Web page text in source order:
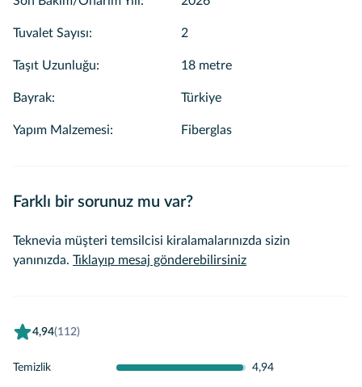
Tuvalet Sayısı: 2
Taşıt Uzunluğu: 18 metre
Bayrak: Türkiye
Yapım Malzemesi: Fiberglas
Farklı bir sorunuz mu var?
Teknevia müşteri temsilcisi kiralamalarınızda sizin
yanınızda. Tıklayıp mesaj gönderebilirsiniz
4,94(112)
Temizlik 4,94